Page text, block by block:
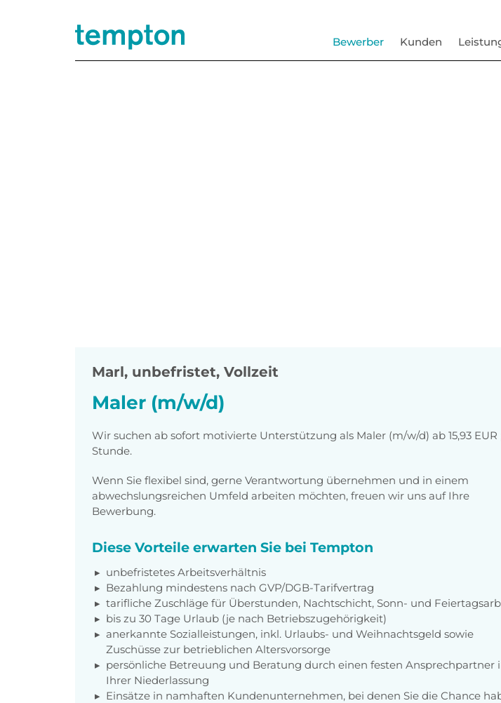
Bewerber Kunden
Marl, unbefristet, Vollzeit
Maler (m/w/d)
Wir suchen ab sofort motivierte Unterstützung als Maler (m/w/d) ab 15,93 EUR
Stunde.
Wenn Sie flexibel sind, gerne Verantwortung übernehmen und in einem
abwechslungsreichen Umfeld arbeiten möchten, freuen wir uns auf Ihre
Bewerbung.
Diese Vorteile erwarten Sie bei Tempton
unbefristetes Arbeitsverhältnis
Bezahlung mindestens nach GVP/DGB-Tarifvertrag
tarifliche Zuschläge für Überstunden, Nachtschicht, Sonn- und
bis zu 30 Tage Urlaub (je nach Betriebszugehörigkeit)
anerkannte Sozialleistungen, inkl. Urlaubs- und Weihnachtsgeld sowie
Zuschüsse zur betrieblichen Altersvorsorge
persönliche Betreuung und Beratung durch einen festen Ansprechpartner
Ihrer Niederlassung
Einsätze in namhaften Kundenunternehmen, bei denen Sie die Chance